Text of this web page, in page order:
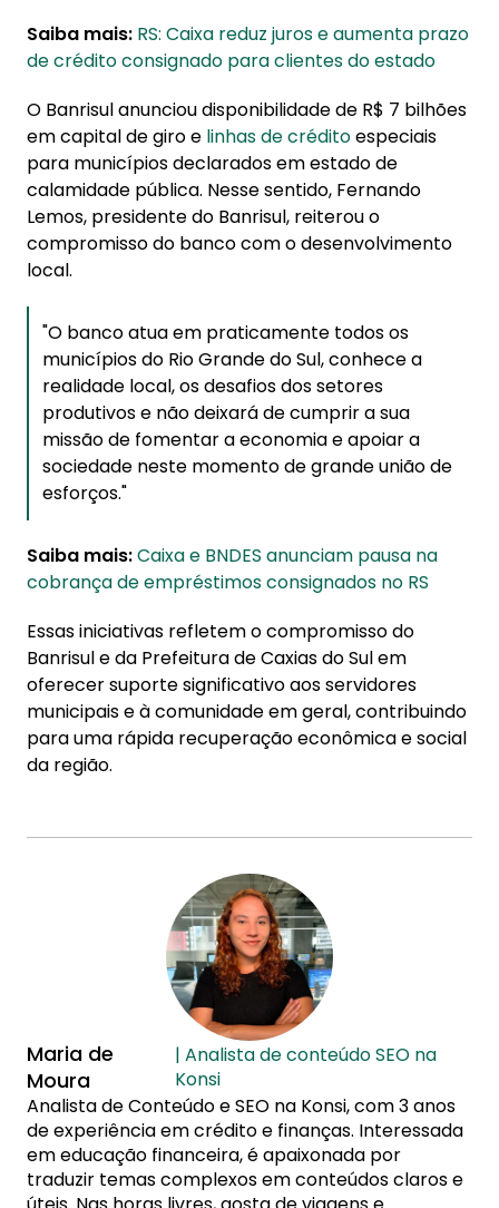
Saiba mais: RS: Caixa reduz juros e aumenta prazo
de crédito consignado para clientes do estado
O Banrisul anunciou disponibilidade de R$ 7 bilhões
em capital de giro e linhas de créditoespeciais
para municípios declarados em estado de
calamidade pública. Nesse sentido, Fernando
Lemos, presidente do Banrisul, reiterou o
compromisso do banco com o desenvolvimento
local.
"O banco atua em praticamente todos os
municípios do Rio Grande do Sul, conhece a
realidade local, os desafios dos setores
produtivos e não deixará de cumprir a sua
missão de fomentar a economia e apoiar a
sociedade neste momento de grande união de
esforços."
Saiba mais:Caixa e BNDES anunciam pausa na
cobrança de empréstimos consignados no RS
Essas iniciativas refletem o compromisso do
Banrisul e da Prefeitura de Caxias do Sul em
oferecer suporte significativo aos servidores
municipais e à comunidade em geral, contribuindo
para uma rápida recuperação econômica e social
da região.
Maria de
Moura
| Analista de conteúdo SEO na
Konsi
Analista de Conteúdo e SEO na Konsi, com 3 anos
de experiência em crédito e finanças. Interessada
em educação financeira, é apaixonada por
traduzir temas complexos em conteúdos claros e